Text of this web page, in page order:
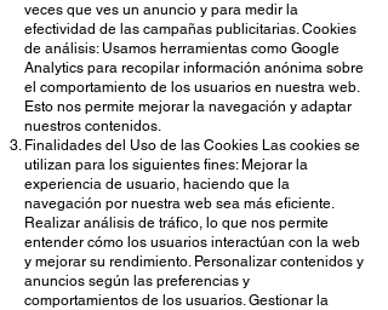
veces que ves un anuncio y para medir la
efectividad de las campañas publicitarias. Cookies
de análisis: Usamos herramientas como Google
Analytics para recopilar información anónima sobre
el comportamiento de los usuarios en nuestra web.
Esto nos permite mejorar la navegación y adaptar
nuestros contenidos.
Finalidades del Uso de las Cookies Las cookies se
utilizan para los siguientes fines: Mejorar la
experiencia de usuario, haciendo que la
navegación por nuestra web sea más eficiente.
Realizar análisis de tráfico, lo que nos permite
entender cómo los usuarios interactúan con la web
y mejorar su rendimiento. Personalizar contenidos y
anuncios según las preferencias y
comportamientos de los usuarios. Gestionar la